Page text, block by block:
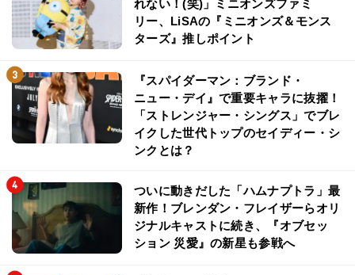
れない！(笑)」ミニオンズファミ
リー、LiSAの『ミニオンズ＆モンス
ターズ』推しポイント
『スパイダーマン：ブランド・
ニュー・デイ』で重要キャラに抜擢！
「ストレンジャー・シングス」でブレ
イクした世代トップのセイディー・シ
ンクとは？
ついに動きだした「ハムナプトラ」最
新作！ブレンダン・フレイザーらオリ
ジナルキャストに続き、『オブセッ
ション 災愛』の新星も参戦へ